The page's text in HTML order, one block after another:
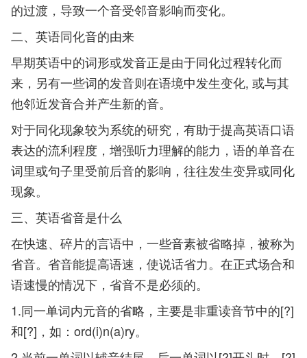
的过渡，导致一个音受邻音影响而变化。
二、英语同化音的由来
早期英语中的词形或发音正是由于同化过程转化而
来，另有一些词的发音则在语境中发生变化, 或与其
他邻近发音合并产生新的音。
对于同化现象较为系统的研究，有助于提高英语口语
表达的流利程度，增强听力理解的能力，语的单音在
词里或句子里受前后音的影响，往往发生变异或同化
现象。
三、英语省音是什么
在快速、碎片的言语中，一些音素被省略掉，被称为
省音。省音能提高语速，使说话省力。在正式场合和
语速慢的情况下，省音不是必须的。
1.同一单词内元音的省略，主要是非重读音节中的[?]
和[?]，如：ord(i)n(a)ry。